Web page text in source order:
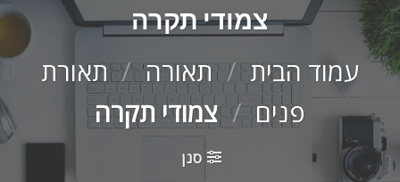
zoom_in זום (הגדלה)
remove_circle_outline הקטנת גופן
הגדלת גופן
גופן קריא
צמודי תקרה
עמוד הבית / תאורה / תאורת
פנים / צמודי תקרה
סנן